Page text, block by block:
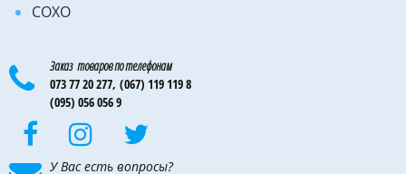
COXO
Заказ товаров по телефонам
073 77 20 277, (067) 119 119 8
(095) 056 056 9
У Вас есть вопросы?